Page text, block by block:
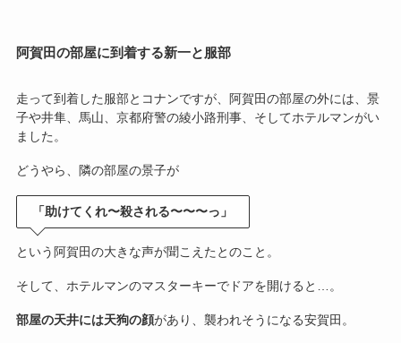
阿賀田の部屋に到着する新一と服部
走って到着した服部とコナンですが、阿賀田の部屋の外には、景
子や井隼、馬山、京都府警の綾小路刑事、そしてホテルマンがい
ました。
どうやら、隣の部屋の景子が
「助けてくれ〜殺される〜〜〜っ」
という阿賀田の大きな声が聞こえたとのこと。
そして、ホテルマンのマスターキーでドアを開けると…。
部屋の天井には天狗の顔があり、襲われそうになる安賀田。